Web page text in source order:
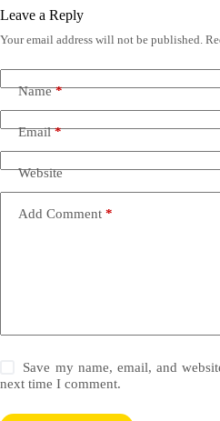
Leave a Reply
Your email address will not be published.
Name*
Email*
Website
Add Comment *
Save my name, email, and
next time I comment.